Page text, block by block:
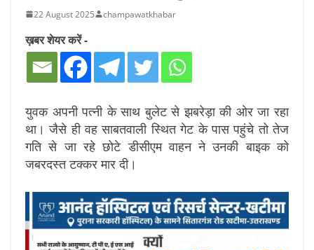
22 August 2025 champawatkhabar
ख़बर शेयर करें -
युवक अपनी पत्नी के साथ बुलेट से झबरेड़ा की ओर जा रहा
था। जैसे ही वह साबतवाली स्थित गेट के पास पहुंचे तो तेज
गति से जा रहे छोटे डीसीएम वाहन ने उनकी बाइक को
जबरदस्त टक्कर मार दी।